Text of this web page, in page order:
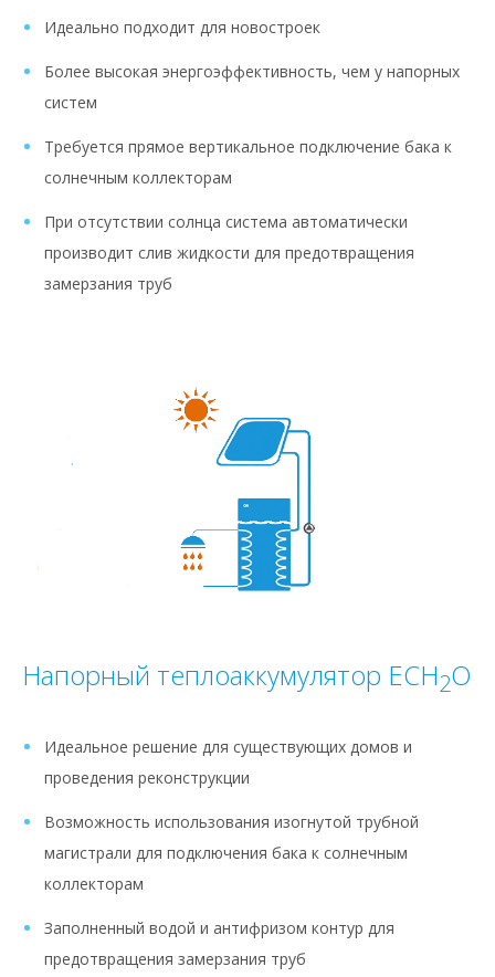
Идеально подходит для новостроек
Более высокая энергоэффективность, чем у напорных
систем
Требуется прямое вертикальное подключение бака к
солнечным коллекторам
При отсутствии солнца система автоматически
производит слив жидкости для предотвращения
замерзания труб
Напорный теплоаккумулятор ECH2O
Идеальное решение для существующих домов и
проведения реконструкции
Возможность использования изогнутой трубной
магистрали для подключения бака к солнечным
коллекторам
Заполненный водой и антифризом контур для
предотвращения замерзания труб